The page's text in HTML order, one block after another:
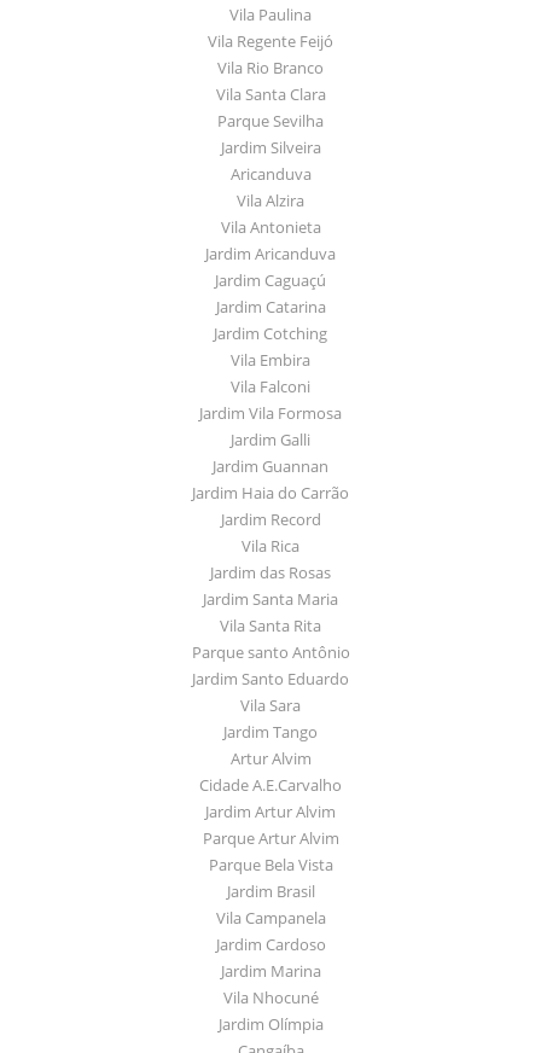
Vila Paulina
Vila Regente Feijó
Vila Rio Branco
Vila Santa Clara
Parque Sevilha
Jardim Silveira
Aricanduva
Vila Alzira
Vila Antonieta
Jardim Aricanduva
Jardim Caguaçú
Jardim Catarina
Jardim Cotching
Vila Embira
Vila Falconi
Jardim Vila Formosa
Jardim Galli
Jardim Guannan
Jardim Haia do Carrão
Jardim Record
Vila Rica
Jardim das Rosas
Jardim Santa Maria
Vila Santa Rita
Parque santo Antônio
Jardim Santo Eduardo
Vila Sara
Jardim Tango
Artur Alvim
Cidade A.E.Carvalho
Jardim Artur Alvim
Parque Artur Alvim
Parque Bela Vista
Jardim Brasil
Vila Campanela
Jardim Cardoso
Jardim Marina
Vila Nhocuné
Jardim Olímpia